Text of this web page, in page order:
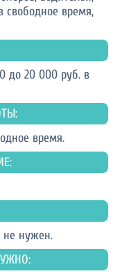
время,
до 20 000 руб. в
время.
не нужен.